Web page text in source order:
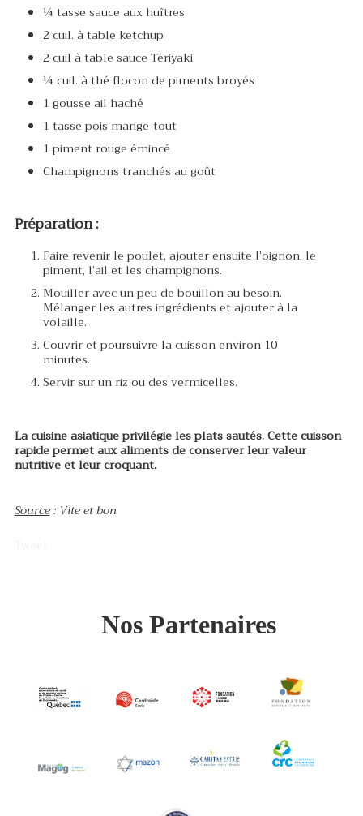
¼ tasse sauce aux huîtres
2 cuil. à table ketchup
2 cuil à table sauce Tériyaki
¼ cuil. à thé flocon de piments broyés
1 gousse ail haché
1 tasse pois mange-tout
1 piment rouge émincé
Champignons tranchés au goût
Préparation:
Faire revenir le poulet, ajouter ensuite l’oignon, le
piment, l’ail et les champignons.
Mouiller avec un peu de bouillon au besoin.
Mélanger les autres ingrédients et ajouter à la
volaille.
Couvrir et poursuivre la cuisson environ 10
minutes.
Servir sur un riz ou des vermicelles.
La cuisine asiatique privilégie les plats sautés. Cette cuisson
rapide permet aux aliments de conserver leur valeur
nutritive et leur croquant.
Source: Vite et bon
Nos Partenaires